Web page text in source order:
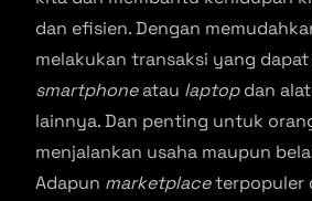
dan efisien. Dengan
melakukan transaksi yang
smartphoneatau laptopdan
lainnya. Dan penting untuk
menjalankan usaha maupun
Adapun marketplaceterpopuler